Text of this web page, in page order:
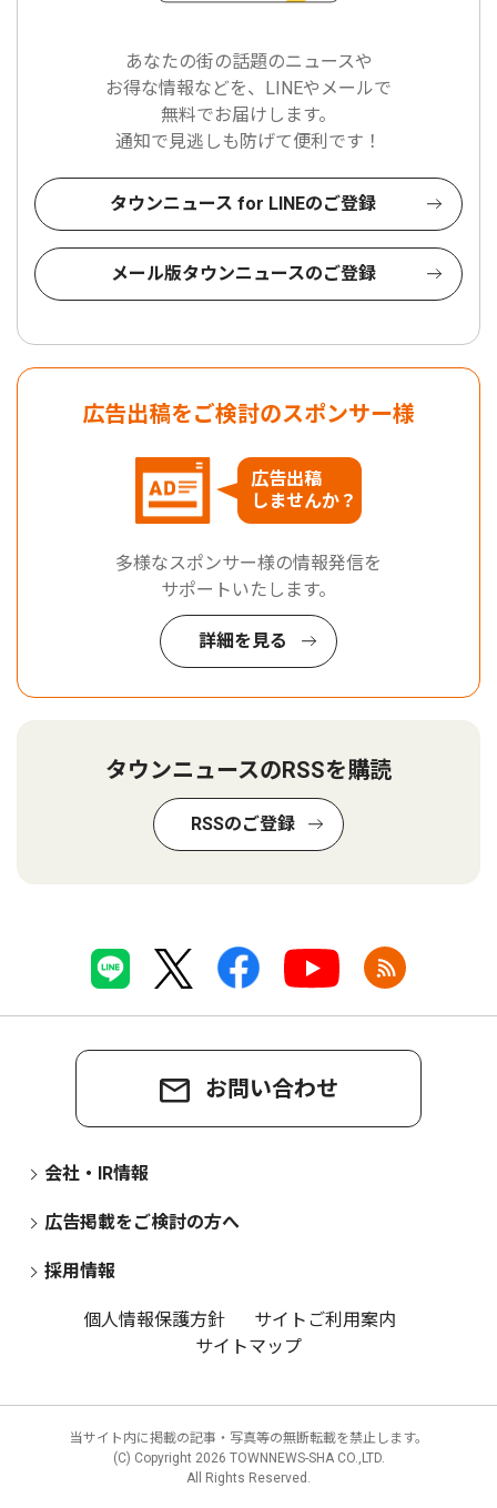
あなたの街の話題のニュースや
お得な情報などを、LINEやメールで
無料でお届けします。
通知で見逃しも防げて便利です！
タウンニュース for LINEのご登録
メール版タウンニュースのご登録
広告出稿をご検討のスポンサー様
広告出稿
しませんか？
多様なスポンサー様の情報発信を
サポートいたします。
詳細を見る
タウンニュースのRSSを購読
RSSのご登録
お問い合わせ
会社・IR情報
広告掲載をご検討の方へ
採用情報
個人情報保護方針
サイトご利用案内
サイトマップ
当サイト内に掲載の記事・写真等の無断転載を禁止します。
(C) Copyright 2026 TOWNNEWS-SHA CO.,LTD.
All Rights Reserved.